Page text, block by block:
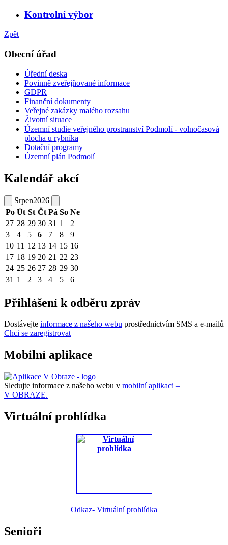
Kontrolní výbor
Zpět
Obecní úřad
Úřední deska
Povinně zveřejňované informace
GDPR
Finanční dokumenty
Veřejné zakázky malého rozsahu
Životní situace
Územní studie veřejného prostranství Podmolí - volnočasová
plocha u rybníka
Dotační programy
Územní plán Podmolí
Kalendář akcí
Srpen2026
Po Út St Čt Pá So Ne
27 28 29 30 31 1
2
3
4 5 6 7 8
9
10 11 12 13 14 15 16
17 18 19 20 21 22 23
24 25 26 27 28 29 30
31 1 2 3 4 5 6
Přihlášení k odběru zpráv
Dostávejte informace z našeho webu prostřednictvím SMS a e-mailů
Chci se zaregistrovat
Mobilní aplikace
Sledujte informace z našeho webu v mobilní aplikaci –
V OBRAZE.
Virtuální prohlídka
Odkaz- Virtuální prohlídka
Senioři